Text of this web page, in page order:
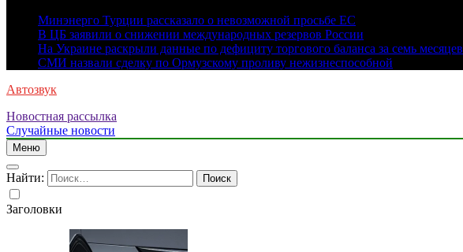
Минэнерго Турции рассказало о невозможной просьбе ЕС
В ЦБ заявили о снижении международных резервов России
На Украине раскрыли данные по дефициту торгового баланса за семь месяцев
СМИ назвали сделку по Ормузскому проливу нежизнеспособной
Автозвук
Новостная рассылка
Случайные новости
Меню
Найти:
Заголовки